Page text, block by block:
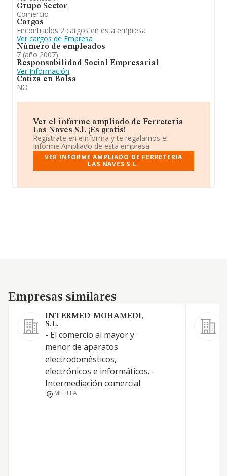
Grupo Sector
Comercio
Cargos
Encontrados 2 cargos en esta empresa
Ver cargos de Empresa
Número de empleados
7 (año 2007)
Responsabilidad Social Empresarial
Ver Información
Cotiza en Bolsa
NO
Ver el informe ampliado de Ferreteria
Las Naves S.l. ¡Es gratis!
Regístrate en eInforma y te regalamos el
Informe Ampliado de esta empresa.
VER INFORME AMPLIADO DE FERRETERIA
LAS NAVES S.L.
Empresas similares
Empresas similares
INTERMED-MOHAMEDI,
S.L.
- El comercio al mayor y
menor de aparatos
electrodomésticos,
electrónicos e informáticos. -
Intermediación comercial
MELILLA